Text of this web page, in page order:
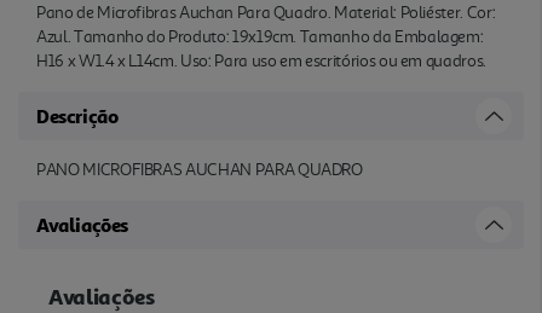
Pano de Microfibras Auchan Para Quadro. Material: Poliéster. Cor:
Azul. Tamanho do Produto: 19x19cm. Tamanho da Embalagem:
H16 x W1.4 x L14cm. Uso: Para uso em escritórios ou em quadros.
Descrição
PANO MICROFIBRAS AUCHAN PARA QUADRO
Avaliações